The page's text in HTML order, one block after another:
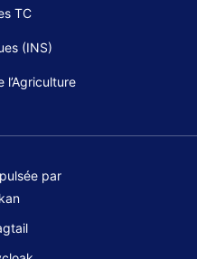
TC
(INS)
l’Agriculture
par